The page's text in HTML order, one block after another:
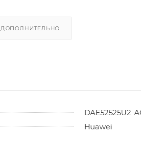
ДОПОЛНИТЕЛЬНО
DAE52525U2-
Huawei